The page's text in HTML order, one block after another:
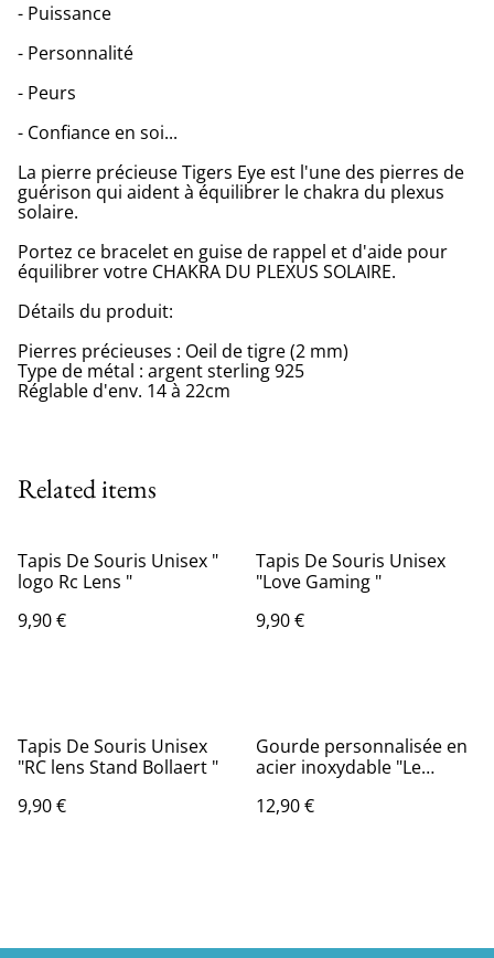
- Puissance
- Personnalité
- Peurs
- Confiance en soi...
La pierre précieuse Tigers Eye est l'une des pierres de
guérison qui aident à équilibrer le chakra du plexus
solaire.
Portez ce bracelet en guise de rappel et d'aide pour
équilibrer votre CHAKRA DU PLEXUS SOLAIRE.
Détails du produit:
Pierres précieuses : Oeil de tigre (2 mm)
Type de métal : argent sterling 925
Réglable d'env. 14 à 22cm
Related items
Tapis De Souris Unisex "
logo Rc Lens "
9,90 €
Tapis De Souris Unisex
"Love Gaming "
9,90 €
Tapis De Souris Unisex
"RC lens Stand Bollaert "
9,90 €
Gourde personnalisée en
acier inoxydable "Le
12,90 €